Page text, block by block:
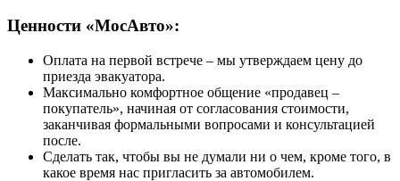
Ценности «МосАвто»:
Оплата на первой встрече – мы утверждаем цену до
приезда эвакуатора.
Максимально комфортное общение «продавец –
покупатель», начиная от согласования стоимости,
заканчивая формальными вопросами и консультацией
после.
Сделать так, чтобы вы не думали ни о чем, кроме того, в
какое время нас пригласить за автомобилем.